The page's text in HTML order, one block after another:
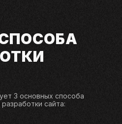
3 основных способа
сайта: